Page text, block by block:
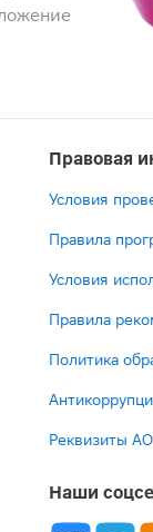
Правовая
Условия
Правила
Условия
Правила
Политика
Реквизиты
Наши